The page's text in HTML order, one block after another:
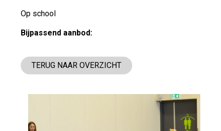
Op school
Bijpassend aanbod:
TERUG NAAR OVERZICHT